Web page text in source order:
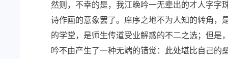
然则，不幸的是，我江晚吟一无辈出的才人字字
诗作画的意象罢了。庠序之地不为人知的转角，
的学堂，是师生传道受业解惑的不二之选；但是
吟不由产生了一种无端的错觉：此处堪比自己